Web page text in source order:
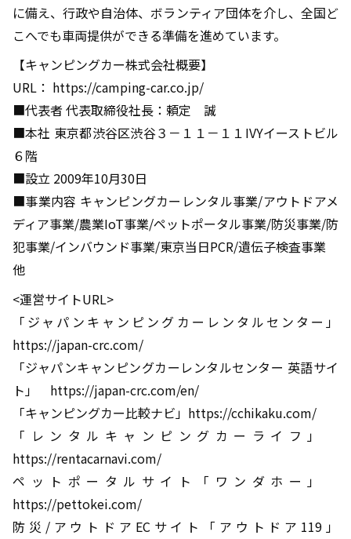
に備え、行政や自治体、ボランティア団体を介し、全国ど
こへでも車両提供ができる準備を進めています。
【キャンピングカー株式会社概要】
URL： https://camping-car.co.jp/
■代表者 代表取締役社長：頼定 誠
■本社 東京都渋谷区渋谷３－１１－１１IVYイーストビル
６階
■設立 2009年10月30日
■事業内容 キャンピングカーレンタル事業/アウトドアメ
ディア事業/農業IoT事業/ペットポータル事業/防災事業/防
犯事業/インバウンド事業/東京当日PCR/遺伝子検査事業
他
<運営サイトURL>
「ジャパンキャンピングカーレンタルセンター」
https://japan-crc.com/
「ジャパンキャンピングカーレンタルセンター 英語サイ
ト」 https://japan-crc.com/en/
「キャンピングカー比較ナビ」https://cchikaku.com/
「レンタルキャンピングカーライフ」
https://rentacarnavi.com/
ペットポータルサイト「ワンダホー」
https://pettokei.com/
防災/アウトドアECサイト「アウトドア119」